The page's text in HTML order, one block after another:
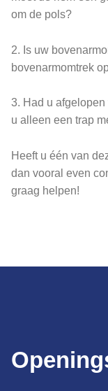
om de pols?
2. Is uw
bovenarmomtrek
3. Had u
u alleen een trap
Heeft u één van
dan vooral even
graag helpen!